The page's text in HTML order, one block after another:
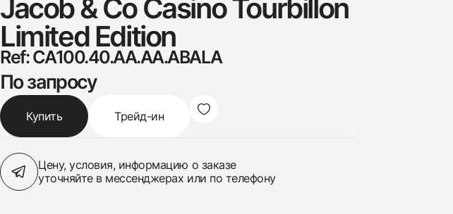
Jacob & Co Casino Tourbillon
Limited Edition
Ref: CA100.40.AA.AA.ABALA
По запросу
Купить Трейд-ин
Цену, условия, информацию о заказе
уточняйте в мессенджерах или по телефону